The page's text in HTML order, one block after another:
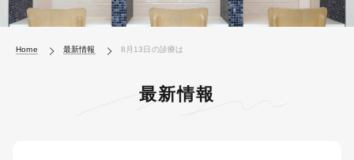
Home 最新情報 8月13日の診療は
最新情報